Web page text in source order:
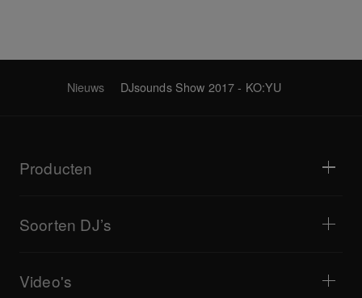
Nieuws DJsounds Show 2017 - KO:YU
Producten
Dj-mixers
Alles-in-één DJ-systemen
DJ-samplers
DJ-effectors
Soorten DJ’s
Livestreaming
Café's en kleine horeca
Video's